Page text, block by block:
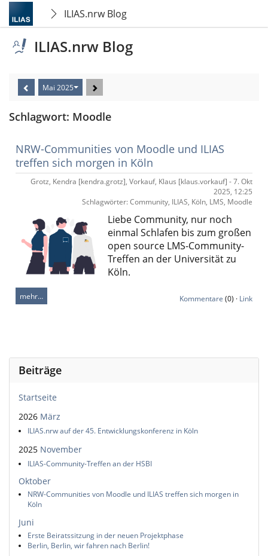
ILIAS.nrw Blog
ILIAS.nrw Blog
Mai 2025
Schlagwort: Moodle
NRW-Communities von Moodle und ILIAS
treffen sich morgen in Köln
Grotz, Kendra [kendra.grotz], Vorkauf, Klaus [klaus.vorkauf] - 7. Okt
2025, 12:25
Schlagwörter: Community, ILIAS, Köln, LMS, Moodle
Liebe Community, nur noch
einmal Schlafen bis zum großen
open source LMS-Community-
Treffen an der Universität zu
Köln.
mehr… Kommentare (0) · Link
Beiträge
Startseite
2026 März
ILIAS.nrw auf der 45. Entwicklungskonferenz in Köln
2025 November
ILIAS-Community-Treffen an der HSBI
Oktober
NRW-Communities von Moodle und ILIAS treffen sich morgen in
Köln
Juni
Erste Beiratssitzung in der neuen Projektphase
Berlin, Berlin, wir fahren nach Berlin!